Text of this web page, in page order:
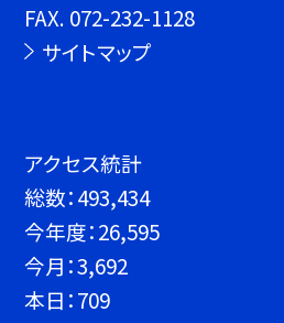
FAX. 072-232-1128
サイトマップ
アクセス統計
総数：493,434
今年度：26,595
今月：3,692
本日：709